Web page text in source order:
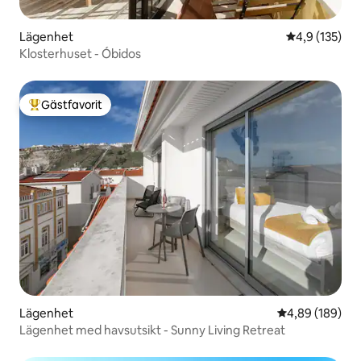
Lägenhet 4,9 av 5 i
4,9 (135)
Klosterhuset - Óbidos
Populär gästfavorit
Gästfavorit
Lägenhet 4,89 av 5 i
4,89 (189)
Lägenhet med havsutsikt - Sunny Living Retreat